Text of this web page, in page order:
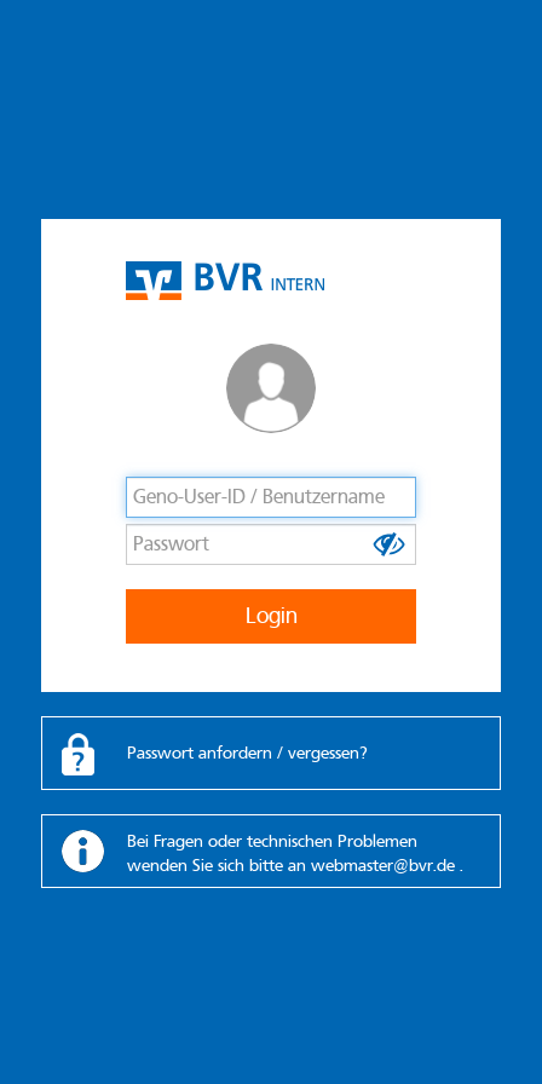
Login
Passwort anfordern / vergessen?
Bei Fragen oder technischen Problemen
wenden Sie sich bitte anwebmaster@bvr.de .